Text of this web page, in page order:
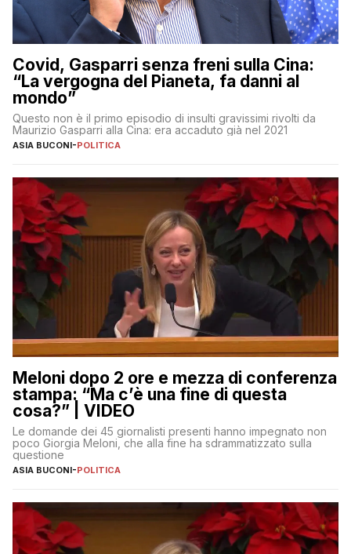
Covid, Gasparri senza freni sulla Cina:
“La vergogna del Pianeta, fa danni al
mondo”
Questo non è il primo episodio di insulti gravissimi rivolti da
Maurizio Gasparri alla Cina: era accaduto già nel 2021
ASIA BUCONI-POLITICA
Meloni dopo 2 ore e mezza di conferenza
stampa: “Ma c’è una fine di questa
cosa?” | VIDEO
Le domande dei 45 giornalisti presenti hanno impegnato non
poco Giorgia Meloni, che alla fine ha sdrammatizzato sulla
questione
ASIA BUCONI-POLITICA